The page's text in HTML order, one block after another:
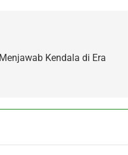
Kendala di Era